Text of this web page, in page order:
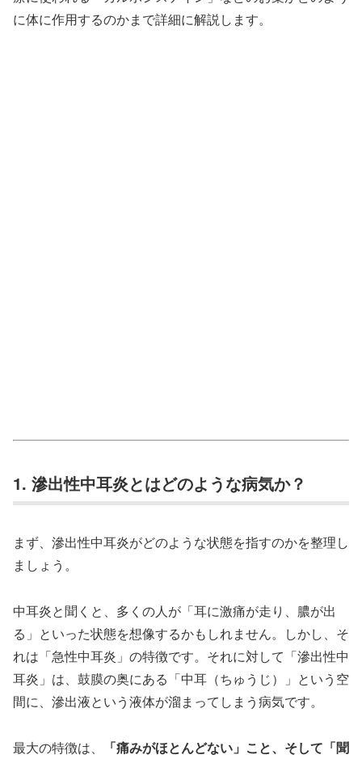
に体に作用するのかまで詳細に解説します。
1. 滲出性中耳炎とはどのような病気か？
まず、滲出性中耳炎がどのような状態を指すのかを整理し
ましょう。
中耳炎と聞くと、多くの人が「耳に激痛が走り、膿が出
る」といった状態を想像するかもしれません。しかし、そ
れは「急性中耳炎」の特徴です。それに対して「滲出性中
耳炎」は、鼓膜の奥にある「中耳（ちゅうじ）」という空
間に、滲出液という液体が溜まってしまう病気です。
最大の特徴は、 「痛みがほとんどない」 こと、そして 「聞